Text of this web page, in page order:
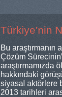
Türkiye’nin
Bu araştırmanın
Çözüm
araştırmamızda
hakkındaki
siyasal aktörlere
2013 tarihleri